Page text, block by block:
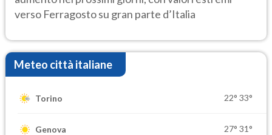
verso Ferragosto su gran parte d’Italia
Meteo città italiane
Torino 22° 33°
Genova 27° 31°